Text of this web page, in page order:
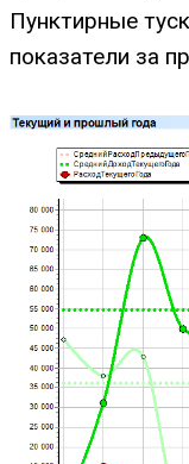
Пунктирные
показатели за